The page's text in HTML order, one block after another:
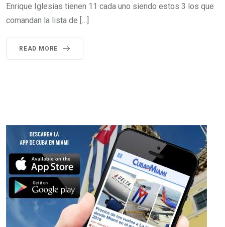
Enrique Iglesias tienen 11 cada uno siendo estos 3 los que
comandan la lista de […]
READ MORE